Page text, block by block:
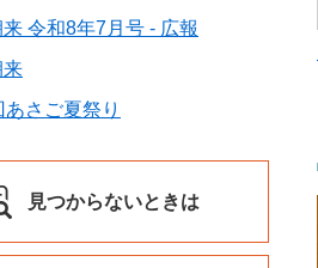
来 令和8年7月号 - 広報
来
さご夏祭り
見つからないときは